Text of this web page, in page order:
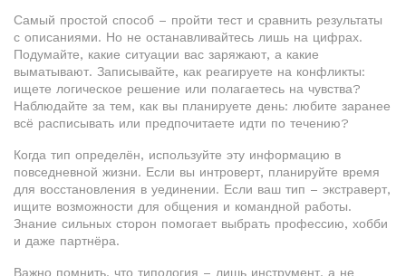
Самый простой способ – пройти тест и сравнить результаты
с описаниями. Но не останавливайтесь лишь на цифрах.
Подумайте, какие ситуации вас заряжают, а какие
выматывают. Записывайте, как реагируете на конфликты:
ищете логическое решение или полагаетесь на чувства?
Наблюдайте за тем, как вы планируете день: любите заранее
всё расписывать или предпочитаете идти по течению?
Когда тип определён, используйте эту информацию в
повседневной жизни. Если вы интроверт, планируйте время
для восстановления в уединении. Если ваш тип – экстраверт,
ищите возможности для общения и командной работы.
Знание сильных сторон помогает выбрать профессию, хобби
и даже партнёра.
Важно помнить, что типология – лишь инструмент, а не